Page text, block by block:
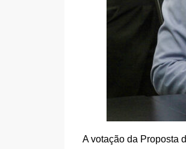
A votação da Proposta